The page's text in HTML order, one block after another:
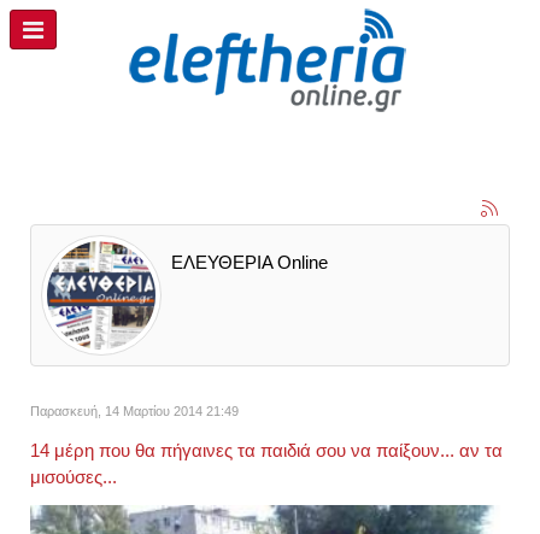
ΕΛΕΥΘΕΡΙΑ Online
Παρασκευή, 14 Μαρτίου 2014 21:49
14 μέρη που θα πήγαινες τα παιδιά σου να παίξουν... αν τα
μισούσες...